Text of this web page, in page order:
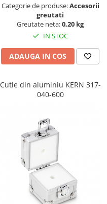
Categorie de produse:Accesorii
greutati
Greutate neta:0,20 kg
IN STOC
ADAUGA IN COS
Cutie din aluminiu KERN 317-
040-600